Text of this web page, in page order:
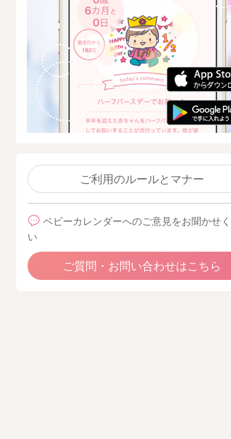
ご利用のルールとマナー
ベビーカレンダーへのご意見をお聞かせ
い
ご質問・お問い合わせはこちら